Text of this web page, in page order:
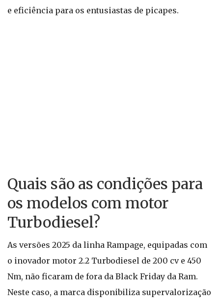
e eficiência para os entusiastas de picapes.
Quais são as condições para
os modelos com motor
Turbodiesel?
As versões 2025 da linha Rampage, equipadas com
o inovador motor 2.2 Turbodiesel de 200 cv e 450
Nm, não ficaram de fora da Black Friday da Ram.
Neste caso, a marca disponibiliza supervalorização